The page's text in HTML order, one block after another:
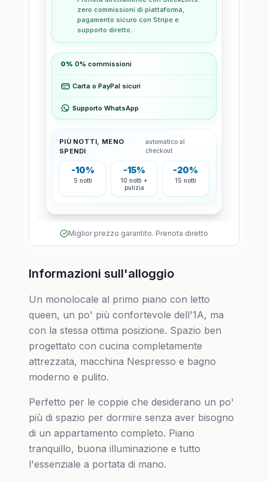
Miglior prezzo garantito. Prenota diretto
Informazioni sull'alloggio
Un monolocale al primo piano con letto
queen, un po' più confortevole dell'1A, ma
con la stessa ottima posizione. Spazio ben
progettato con cucina completamente
attrezzata, macchina Nespresso e bagno
moderno e pulito.
Perfetto per le coppie che desiderano un po'
più di spazio per dormire senza aver bisogno
di un appartamento completo. Piano
tranquillo, buona illuminazione e tutto
l'essenziale a portata di mano.